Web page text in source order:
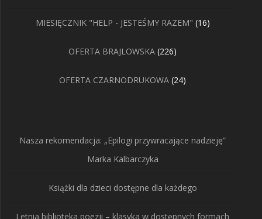
MIESIĘCZNIK "HELP - JESTEŚMY RAZEM" 1616
OFERTA BRAJLOWSKA 226226
OFERTA CZARNODRUKOWA 2424
Nasza rekomendacja: „Epilogi przywracające nadzieję”
Marka Kalbarczyka
Książki dla dzieci dostępne dla każdego
Letnia biblioteka poezji – klasyka w dostępnych formach